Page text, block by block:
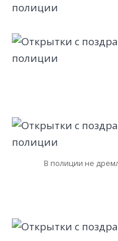
В полиции не